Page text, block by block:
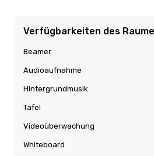
Verfügbarkeiten des
Beamer
Audioaufnahme
Hintergrundmusik
Tafel
Videoüberwachung
Whiteboard